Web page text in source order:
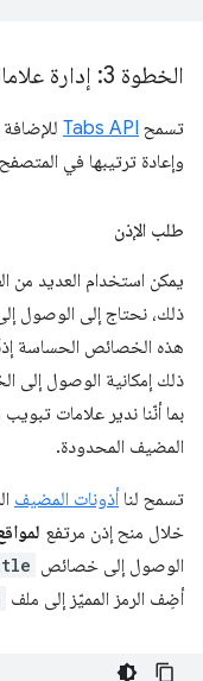
الخطوة 3: إدارة علامات التبويب
تسمح Tabs API
وإعادة ترتيبها في
طلب الإذن
ذلك، نحتاج إلى الوصول
هذه الخصائص الحساسة
ذلك إمكانية الوصول إلى
بما أنّنا ندير علامات
المضيف المحدودة.
تسمح لنا أذونات المضيف
خلال منح إذن مرتفع
الوصول إلى خصائص
أضِف الرمز المميّز إلى ملف